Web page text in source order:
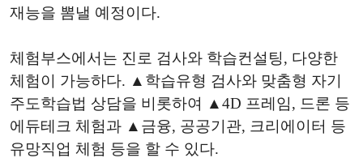
재능을 뽐낼 예정이다.
체험부스에서는 진로 검사와 학습컨설팅, 다양한
체험이 가능하다. ▲학습유형 검사와 맞춤형 자기
주도학습법 상담을 비롯하여 ▲4D 프레임, 드론 등
에듀테크 체험과 ▲금융, 공공기관, 크리에이터 등
유망직업 체험 등을 할 수 있다.